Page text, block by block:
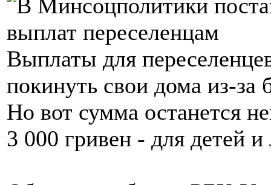
Выплаты для
покинуть свои дома из-за
Но вот сумма останется
3 000 гривен - для детей